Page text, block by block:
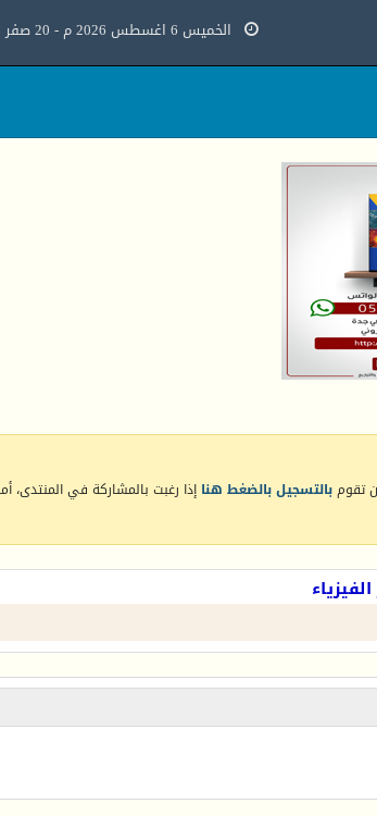
الخميس 6 اغسطس 2026 م - 20 صفر 1448هـ
تقومبالتسجيل بالضغط هنا إذا رغبت بالمشاركة في المنتدى،